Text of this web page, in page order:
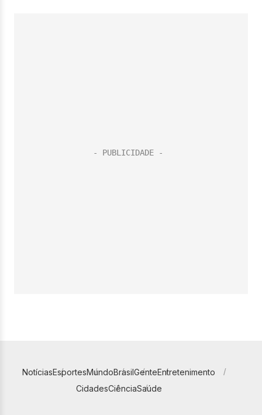
NotíciasEsportesMundoBrasilGenteEntretenimento
CidadesCiênciaSaúde